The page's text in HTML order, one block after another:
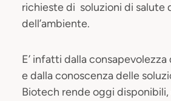
richieste di soluzioni di salute
dell’ambiente.
E’ infatti dalla consapevolezza
e dalla conoscenza delle
Biotech rende oggi